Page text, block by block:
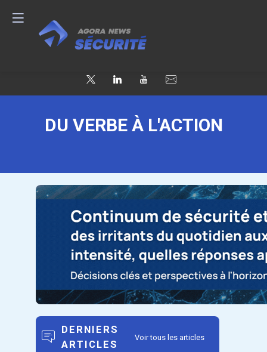
DU VERBE À L'ACTION
DERNIERS
ARTICLES
Voir tous les articles